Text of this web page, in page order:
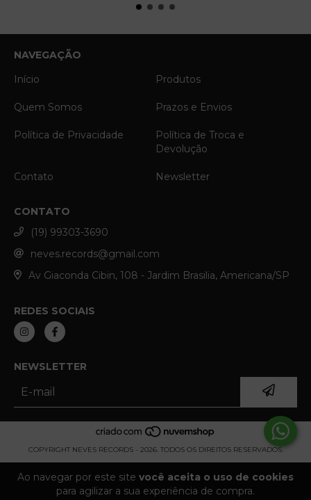
Ao navegar por este site você aceita o uso de cookies
para agilizar a sua experiência de compra.
NAVEGAÇÃO
Início
Produtos
Quem Somos Prazos e Envios
Política de Privacidade
Política de Troca e
Devolução
Contato Newsletter
CONTATO
(19) 99303-3690
neves.records@gmail.com
Av Giaconda Cibin, 108 - Jardim Brasilia, Americana/SP
REDES SOCIAIS
NEWSLETTER
COPYRIGHT NEVES RECORDS - 2026. TODOS OS DIREITOS RESERVADOS.